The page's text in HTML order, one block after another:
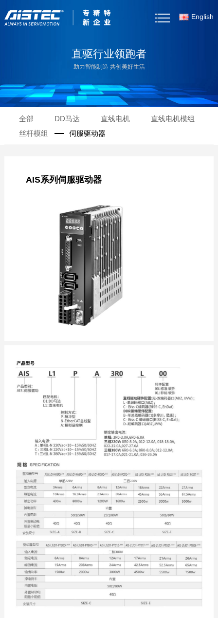
English
产品中心
客户案例
新闻资讯
联系我们
直驱行业领跑者
助力智能制造 共创美好生活
全部 DD马达 直线电机
直线电机模组
丝杆模组
伺服驱动器
AIS系列伺服驱动器